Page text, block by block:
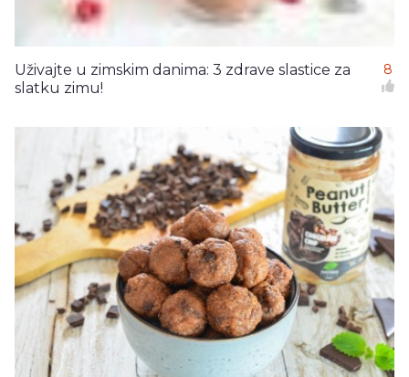
Uživajte u zimskim danima: 3 zdrave slastice za
slatku zimu!
8